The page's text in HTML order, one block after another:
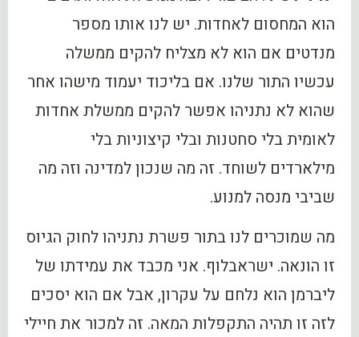
הוא המחסום לאחדות. יש לנו אותו מספר
מנדטים אם הוא לא מצליח להקים ממשלה
עכשיו התור שלנו. אם בליכוד יעמוד מישהו אחר
שהוא לא נתניהו אפשר להקים ממשלת אחדות
לאומית בלי סחטנות ובלי קיצוניות בלי
מילארדים לשוחד. זה מה שנכון למדינה וזה מה
שביבי מנסה למנוע.
מה שמוכרים לנו בתור פשרת נתניהו לחוק הגיוס
זו הונאה. ישראבלוף. אני מכבד את עמידתו של
ליברמן הוא נלחם על עקרון, אבל אם הוא יסכים
לזה זו תהיה התקפלות המאה. זה למכור את חיילי